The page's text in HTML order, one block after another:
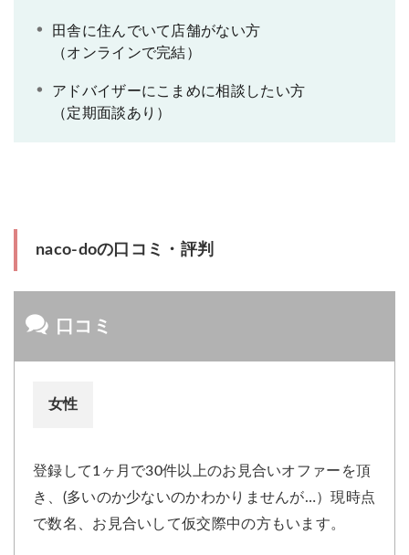
田舎に住んでいて店舗がない方
（オンラインで完結）
アドバイザーにこまめに相談したい方
（定期面談あり）
naco-doの口コミ・評判
口コミ
女性
登録して1ヶ月で30件以上のお見合いオファーを頂
き、(多いのか少ないのかわかりませんが…）現時点
で数名、お見合いして仮交際中の方もいます。